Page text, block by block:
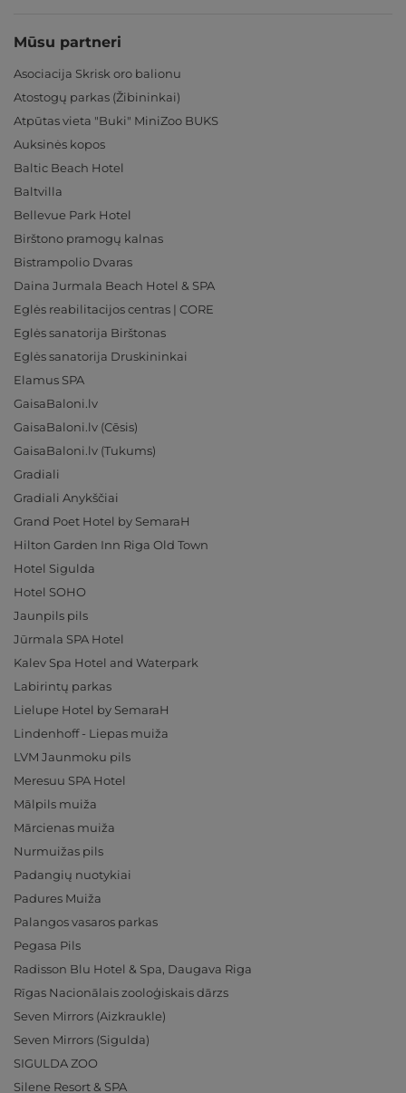
Mūsu partneri
Asociacija Skrisk oro balionu
Atostogų parkas (Žibininkai)
Atpūtas vieta "Buki" MiniZoo BUKS
Auksinės kopos
Baltic Beach Hotel
Baltvilla
Bellevue Park Hotel
Birštono pramogų kalnas
Bistrampolio Dvaras
Daina Jurmala Beach Hotel & SPA
Eglės reabilitacijos centras | CORE
Eglės sanatorija Birštonas
Eglės sanatorija Druskininkai
Elamus SPA
GaisaBaloni.lv
GaisaBaloni.lv (Cēsis)
GaisaBaloni.lv (Tukums)
Gradiali
Gradiali Anykščiai
Grand Poet Hotel by SemaraH
Hilton Garden Inn Riga Old Town
Hotel Sigulda
Hotel SOHO
Jaunpils pils
Jūrmala SPA Hotel
Kalev Spa Hotel and Waterpark
Labirintų parkas
Lielupe Hotel by SemaraH
Lindenhoff - Liepas muiža
LVM Jaunmoku pils
Meresuu SPA Hotel
Mālpils muiža
Mārcienas muiža
Nurmuižas pils
Padangių nuotykiai
Padures Muiža
Palangos vasaros parkas
Pegasa Pils
Radisson Blu Hotel & Spa, Daugava Riga
Rīgas Nacionālais zooloģiskais dārzs
Seven Mirrors (Aizkraukle)
Seven Mirrors (Sigulda)
SIGULDA ZOO
Silene Resort & SPA